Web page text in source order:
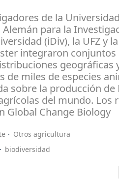
de la
para la
(iDiv), la UFZ y la
integraron conjuntos
geográficas
de miles de especies
sobre la producción de
del mundo. Los
Global Change Biology
Otros agricultura
biodiversidad